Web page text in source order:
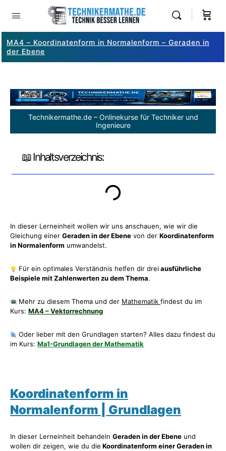
MA4 – Koordinatenform in Normalenform – Geraden in
der Ebene
Technikermathe.de – Onlinekurse für Techniker und
Ingenieure
📖 Inhaltsverzeichnis:
In dieser Lerneinheit wollen wir uns anschauen, wie wir die
Gleichung einer Geraden in der Ebene von der Koordinatenform
in Normalenform umwandelst.
Für ein optimales Verständnis helfen dir dreiausführliche
Beispiele mit Zahlenwerten zu dem Thema.
Mehr zu diesem Thema und der Mathematik findest du im
Kurs: MA4 – Vektorrechnung
Oder lieber mit den Grundlagen starten? Alles dazu findest du
im Kurs: Ma1-Grundlagen der Mathematik
Koordinatenform in
Normalenform | Grundlagen
In dieser Lerneinheit behandeln Geraden in der Ebene und
wollen dir zeigen, wie du die Koordinatenform einer Geraden in